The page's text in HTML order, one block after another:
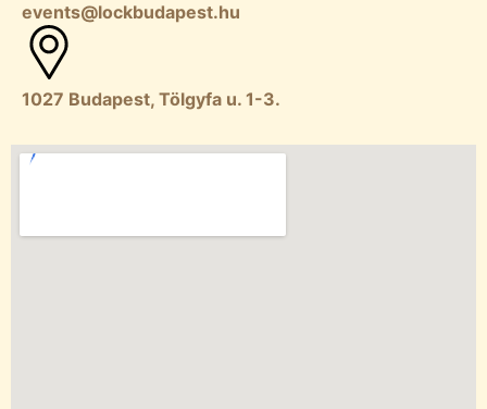
events@lockbudapest.hu
1027 Budapest, Tölgyfa u. 1-3.